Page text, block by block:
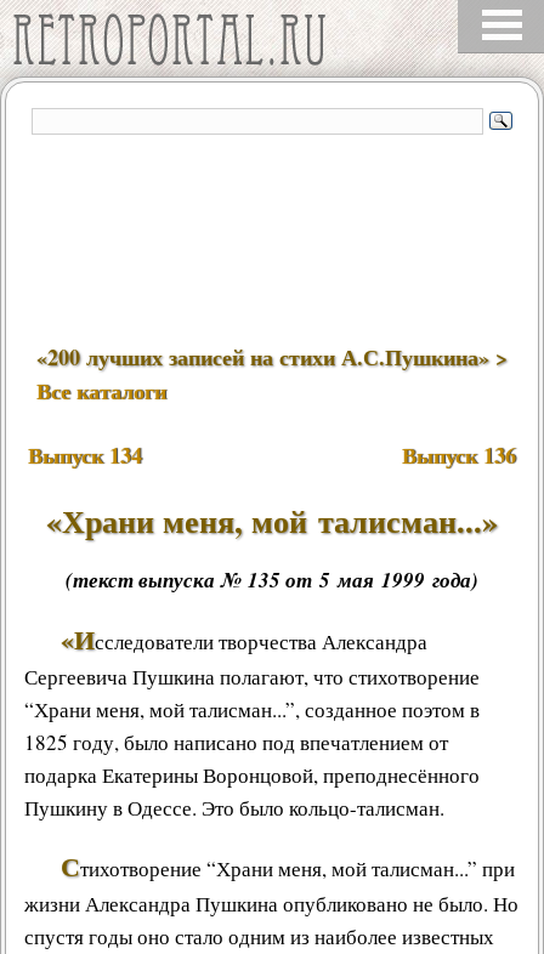
«200 лучших записей на стихи А.С.Пушкина» >
Все каталоги
Выпуск 134 Выпуск 136
«Храни меня, мой талисман...»
(текст выпуска № 135 от 5 мая 1999 года)
«Исследователи творчестваАлександра
Сергеевича Пушкинаполагают, что стихотворение
“Храни меня, мой талисман...”, созданное поэтом в
1825 году, было написано под впечатлением от
подаркаЕкатерины Воронцовой, преподнесённого
Пушкину в Одессе. Это было кольцо-талисман.
Стихотворение “Храни меня, мой талисман...” при
жизниАлександра Пушкинаопубликовано не было. Но
спустя годы оно стало одним из наиболее известных